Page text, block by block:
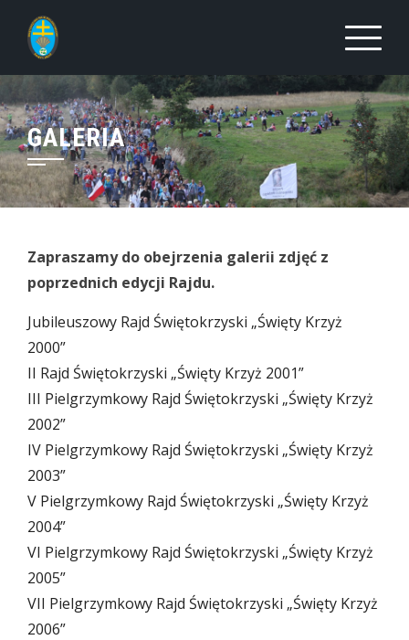
content
GALERIA
Zapraszamy do obejrzenia galerii zdjęć z
poprzednich edycji Rajdu.
Jubileuszowy Rajd Świętokrzyski „Święty Krzyż
2000”
II Rajd Świętokrzyski „Święty Krzyż 2001”
III Pielgrzymkowy Rajd Świętokrzyski „Święty Krzyż
2002”
IV Pielgrzymkowy Rajd Świętokrzyski „Święty Krzyż
2003”
V Pielgrzymkowy Rajd Świętokrzyski „Święty Krzyż
2004”
VI Pielgrzymkowy Rajd Świętokrzyski „Święty Krzyż
2005”
VII Pielgrzymkowy Rajd Świętokrzyski „Święty Krzyż
2006”